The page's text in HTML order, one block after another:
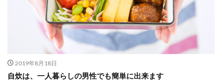
2019年8月18日
自炊は、一人暮らしの男性でも簡単に出来ます